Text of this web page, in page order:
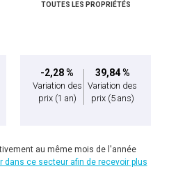
TOUTES LES PROPRIÉTÉS
-2,28 %
Variation des
prix (1 an)
39,84 %
Variation des
prix (5 ans)
au même mois de l'année
dans ce secteur afin de recevoir plus